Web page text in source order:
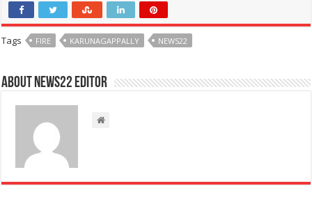
Tags FIRE KARUNAGAPPALLY NEWS22
About NEWS22 EDITOR